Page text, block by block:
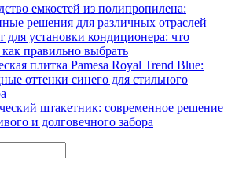
емкостей из полипропилена:
решения для различных отраслей
для установки кондиционера: что
правильно выбрать
плитка Pamesa Royal Trend Blue:
оттенки синего для стильного
штакетник: современное решение
и долговечного забора